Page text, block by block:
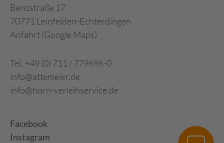
Benzstraße 17
70771 Leinfelden-Echterdingen
Anfahrt (Google Maps)
Tel. +49 (0) 711 / 779696-0
info@attemeier.de
info@horn-verleihservice.de
Facebook
Instagram